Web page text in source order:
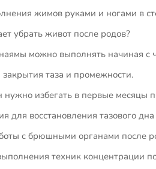
жимов руками и ногами в
убрать живот после родов?
можно выполнять начиная с
таза и промежности.
нужно избегать в первые месяцы
для восстановления тазового
с брюшными органами после
техник концентрации